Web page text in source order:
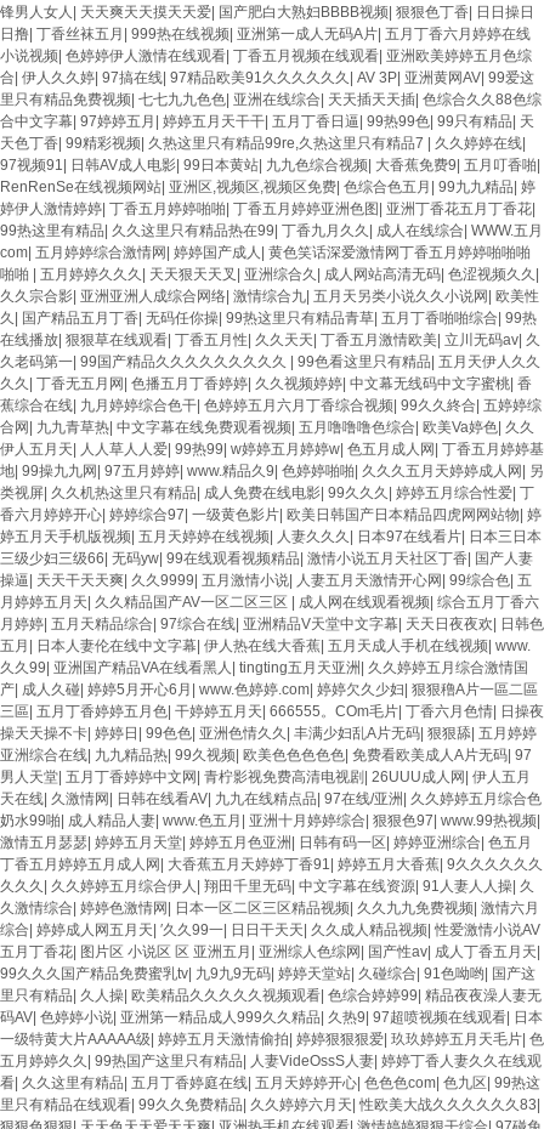
锋男人女人 | 天天爽天天摸天天爱| 国产肥白大熟妇BBBB视频| 狠狠色丁香| 日日操日
日撸| 丁香丝袜五月 | 999热在线视频| 亚洲第一成人无码A片| 五月丁香六月婷婷在线
小说视频| 色婷婷伊人激情在线观看| 丁香五月视频在线观看| 亚洲欧美婷婷五月色综
合| 伊人久久婷| 97搞在线| 97精品欧美91久久久久久久 | AV 3P| 亚洲黄网AV| 99爱这
里只有精品免费视频| 七七九九色色| 亚洲在线综合| 天天插天天插| 色综合久久88色综
合中文字幕| 97婷婷五月 | 婷婷五月天干干| 五月丁香日逼| 99热99色| 99只有精品| 天
天色丁香| 99精彩视频| 久热这里只有精品99re,久热这里只有精品7 | 久久婷婷在线|
97视频91 | 日韩AV成人电影| 99日本黄站| 九九色综合视频| 大香蕉免费9| 五月叮香啪|
RenRenSe在线视频网站| 亚洲区,视频区,视频区免费| 色综合色五月 | 99九九精品| 婷
婷伊人激情婷婷| 丁香五月婷婷啪啪| 丁香五月婷婷亚洲色图| 亚洲丁香花五月丁香花|
99热这里有精品| 久久这里只有精品热在99| 丁香九月久久 | 成人在线综合| WWW.五月
com| 五月婷婷综合激情网| 婷婷国产成人 | 黄色笑话深爱激情网丁香五月婷婷啪啪啪
啪啪 | 五月婷婷久久久 | 天天狠天天叉 | 亚洲综合久 | 成人网站高清无码| 色涩视频久久 |
久久宗合影| 亚洲亚洲人成综合网络| 激情综合九| 五月天另类小说久久小说网| 欧美性
久 | 国产精品五月丁香| 无码任你操| 99热这里只有精品青草| 五月丁香啪啪综合| 99热
在线播放| 狠狠草在线观看| 丁香五月性| 久久天天| 丁香五月激情欧美| 立川无码av| 久
久老码第一| 99国产精品久久久久久久久久久 | 99色看这里只有精品| 五月天伊人久久
久久 | 丁香无五月网| 色播五月丁香婷婷| 久久视频婷婷| 中文幕无线码中文字蜜桃| 香
蕉综合在线| 九月婷婷综合色干| 色婷婷五月六月丁香综合视频| 99久久終合| 五婷婷综
合网| 九九青草热| 中文字幕在线免费观看视频| 五月噜噜噜色综合| 欧美Va婷色| 久久
伊人五月天| 人人草人人爱| 99热99| w婷婷五月婷婷w| 色五月成人网| 丁香五月婷婷基
地| 99操九九网| 97五月婷婷| www.精品久9| 色婷婷啪啪| 久久久五月天婷婷成人网| 另
类视屏| 久久机热这里只有精品| 成人免费在线电影| 99久久久 | 婷婷五月综合性爱| 丁
香六月婷婷开心| 婷婷综合97| 一级黄色影片| 欧美日韩国产日本精品四虎网网站物| 婷
婷五月天手机版视频| 五月天婷婷在线视频| 人妻久久久 | 日本97在线看片| 日本三日本
三级少妇三级66| 无码yw| 99在线观看视频精品| 激情小说五月天社区丁香| 国产人妻
操逼| 天天干天天爽| 久久9999| 五月激情小说| 人妻五月天激情开心网| 99综合色| 五
月婷婷五月天| 久久精品国产AV一区二区三区 | 成人网在线观看视频| 综合五月丁香六
月婷婷| 五月天精品综合| 97综合在线| 亚洲精品V天堂中文字幕| 天天日夜夜欢| 日韩色
五月 | 日本人妻伦在线中文字幕| 伊人热在线大香蕉| 五月天成人手机在线视频| www.
久久99| 亚洲国产精品VA在线看黑人 | tingting五月天亚洲 | 久久婷婷五月综合激情国
产| 成人久碰| 婷婷5月开心6月 | www.色婷婷.com| 婷婷欠久少妇| 狠狠穞A片一區二區
三區| 五月丁香婷婷五月色| 干婷婷五月天| 666555。COm毛片| 丁香六月色情| 日操夜
操天天操不卡| 婷婷日 | 99色色| 亚洲色情久久 | 丰满少妇乱A片无码| 狠狠舔| 五月婷婷
亚洲综合在线| 九九精品热| 99久视频| 欧美色色色色色| 免费看欧美成人A片无码| 97
男人天堂| 五月丁香婷婷中文网| 青柠影视免费高清电视剧| 26UUU成人网| 伊人五月
天在线| 久激情网| 日韩在线看AV| 九九在线精点品| 97在线/亚洲 | 久久婷婷五月综合色
奶水99啪| 成人精品人妻| www.色五月 | 亚洲十月婷婷综合| 狠狠色97| www.99热视频|
激情五月瑟瑟| 婷婷五月天堂| 婷婷五月色亚洲 | 日韩有码一区| 婷婷亚洲综合| 色五月
丁香五月婷婷五月成人网| 大香蕉五月天婷婷丁香91 | 婷婷五月大香蕉| 9久久久久久久
久久久 | 久久婷婷五月综合伊人 | 翔田千里无码| 中文字幕在线资源| 91人妻人人操| 久
久激情综合| 婷婷色激情网| 日本一区二区三区精品视频| 久久九九免费视频| 激情六月
综合| 婷婷成人网五月天| ′久久99一| 日日干天天| 久久成人精品视频|性爱激情小说AV
五月丁香花| 图片区 小说区 区 亚洲五月 | 亚洲综人色综网| 国产性av| 成人丁香五月天|
99久久久国产精品免费蜜乳tv| 九9九9无码| 婷婷天堂站| 久碰综合| 91色呦哟| 国产这
里只有精品| 久人操| 欧美精品久久久久久视频观看| 色综合婷婷99| 精品夜夜澡人妻无
码AV| 色婷婷小说| 亚洲第一精品成人999久久精品| 久热9| 97超喷视频在线观看| 日本
一级特黄大片AAAAA级| 婷婷五月天激情偷拍| 婷婷狠狠狠爱| 玖玖婷婷五月天毛片| 色
五月婷婷久久 | 99热国产这里只有精品| 人妻VideOssS人妻| 婷婷丁香人妻久久在线观
看| 久久这里有精品| 五月丁香婷庭在线| 五月天婷婷开心| 色色色com| 色九区| 99热这
里只有精品在线观看| 99久久免费精品| 久久婷婷六月天|性欧美大战久久久久久久83|